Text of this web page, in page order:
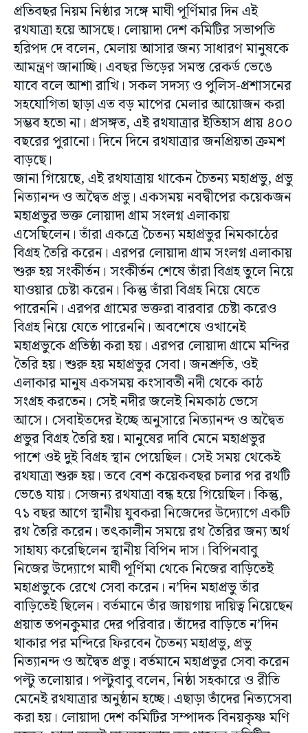
প্রতিবছর নিয়ম নিষ্ঠার সঙ্গে মাঘী পূর্ণিমার দিন এই
রথযাত্রা হয়ে আসছে। লোয়াদা দেশ কমিটির সভাপতি
হরিপদ দে বলেন, মেলায় আসার জন্য সাধারণ মানুষকে
আমন্ত্রণ জানাচ্ছি। এবছর ভিড়ের সমস্ত রেকর্ড ভেঙে
যাবে বলে আশা রাখি। সকল সদস্য ও পুলিস-প্রশাসনের
সহযোগিতা ছাড়া এত বড় মাপের মেলার আয়োজন করা
সম্ভব হতো না। প্রসঙ্গত, এই রথযাত্রার ইতিহাস প্রায় ৪০০
বছরের পুরানো। দিনে দিনে রথযাত্রার জনপ্রিয়তা ক্রমশ
বাড়ছে।
জানা গিয়েছে, এই রথযাত্রায় থাকেন চৈতন্য মহাপ্রভু, প্রভু
নিত্যানন্দ ও অদ্বৈত প্রভু। একসময় নবদ্বীপের কয়েকজন
মহাপ্রভুর ভক্ত লোয়াদা গ্রাম সংলগ্ন এলাকায়
এসেছিলেন। তাঁরা একত্রে চৈতন্য মহাপ্রভুর নিমকাঠের
বিগ্রহ তৈরি করেন। এরপর লোয়াদা গ্রাম সংলগ্ন এলাকায়
শুরু হয় সংকীর্তন। সংকীর্তন শেষে তাঁরা বিগ্রহ তুলে নিয়ে
যাওয়ার চেষ্টা করেন। কিন্তু তাঁরা বিগ্রহ নিয়ে যেতে
পারেননি। এরপর গ্রামের ভক্তরা বারবার চেষ্টা করেও
বিগ্রহ নিয়ে যেতে পারেননি। অবশেষে ওখানেই
মহাপ্রভুকে প্রতিষ্ঠা করা হয়। এরপর লোয়াদা গ্রামে মন্দির
তৈরি হয়। শুরু হয় মহাপ্রভুর সেবা। জনশ্রুতি, ওই
এলাকার মানুষ একসময় কংসাবতী নদী থেকে কাঠ
সংগ্রহ করতেন। সেই নদীর জলেই নিমকাঠ ভেসে
আসে। সেবাইতদের ইচ্ছে অনুসারে নিত্যানন্দ ও অদ্বৈত
প্রভুর বিগ্রহ তৈরি হয়। মানুষের দাবি মেনে মহাপ্রভুর
পাশে ওই দুই বিগ্রহ স্থান পেয়েছিল। সেই সময় থেকেই
রথযাত্রা শুরু হয়। তবে বেশ কয়েকবছর চলার পর রথটি
ভেঙে যায়। সেজন্য রথযাত্রা বন্ধ হয়ে গিয়েছিল। কিন্তু,
৭১ বছর আগে স্থানীয় যুবকরা নিজেদের উদ্যোগে একটি
রথ তৈরি করেন। তৎকালীন সময়ে রথ তৈরির জন্য অর্থ
সাহায্য করেছিলেন স্থানীয় বিপিন দাস। বিপিনবাবু
নিজের উদ্যোগে মাঘী পূর্ণিমা থেকে নিজের বাড়িতেই
মহাপ্রভুকে রেখে সেবা করেন। ন’দিন মহাপ্রভু তাঁর
বাড়িতেই ছিলেন। বর্তমানে তাঁর জায়গায় দায়িত্ব নিয়েছেন
প্রয়াত তপনকুমার দের পরিবার। তাঁদের বাড়িতে ন’দিন
থাকার পর মন্দিরে ফিরবেন চৈতন্য মহাপ্রভু, প্রভু
নিত্যানন্দ ও অদ্বৈত প্রভু। বর্তমানে মহাপ্রভুর সেবা করেন
পল্টু তলোয়ার। পল্টুবাবু বলেন, নিষ্ঠা সহকারে ও রীতি
মেনেই রথযাত্রার অনুষ্ঠান হচ্ছে। এছাড়া তাঁদের নিত্যসেবা
করা হয়। লোয়াদা দেশ কমিটির সম্পাদক বিনয়কৃষ্ণ মণি